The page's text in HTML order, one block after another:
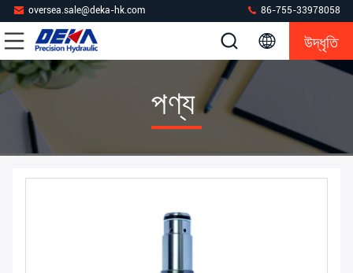
oversea.sale@deka-hk.com 86-755-33978058
উদ্ধৃতি
পণ্য